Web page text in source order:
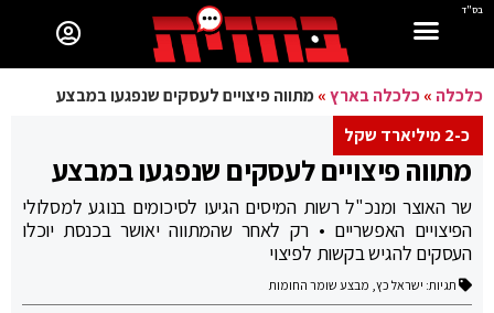
בס"ד
כלכלה »כלכלה בארץ»מתווה פיצויים לעסקים שנפגעו במבצע
כ-2 מיליארד שקל
מתווה פיצויים לעסקים שנפגעו במבצע
שר האוצר ומנכ"ל רשות המיסים הגיעו לסיכומים בנוגע למסלולי
הפיצויים האפשריים • רק לאחר שהמתווה יאושר בכנסת יוכלו
העסקים להגיש בקשות לפיצוי
תגיות: ישראל כץ, מבצע שומר החומות